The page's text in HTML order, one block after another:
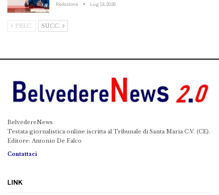
Redazione Lug 13, 2026
PREC. SUCC.
BelvedereNews
Testata giornalistica online iscritta al Tribunale di Santa Maria C.V. (CE).
Editore: Antonio De Falco
Contattaci
LINK